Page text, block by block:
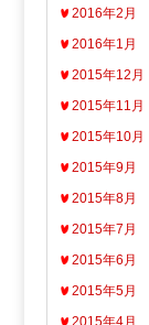
2016年2月
2016年1月
2015年12月
2015年11月
2015年10月
2015年9月
2015年8月
2015年7月
2015年6月
2015年5月
2015年4月